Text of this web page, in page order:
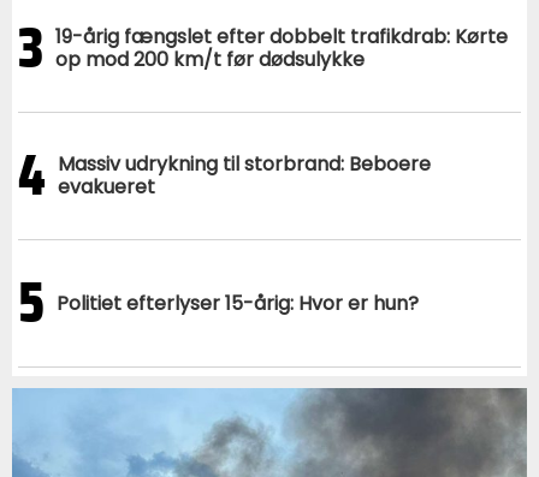
3 19-årig fængslet efter dobbelt trafikdrab: Kørte
op mod 200 km/t før dødsulykke
4 Massiv udrykning til storbrand: Beboere
evakueret
5 Politiet efterlyser 15-årig: Hvor er hun?